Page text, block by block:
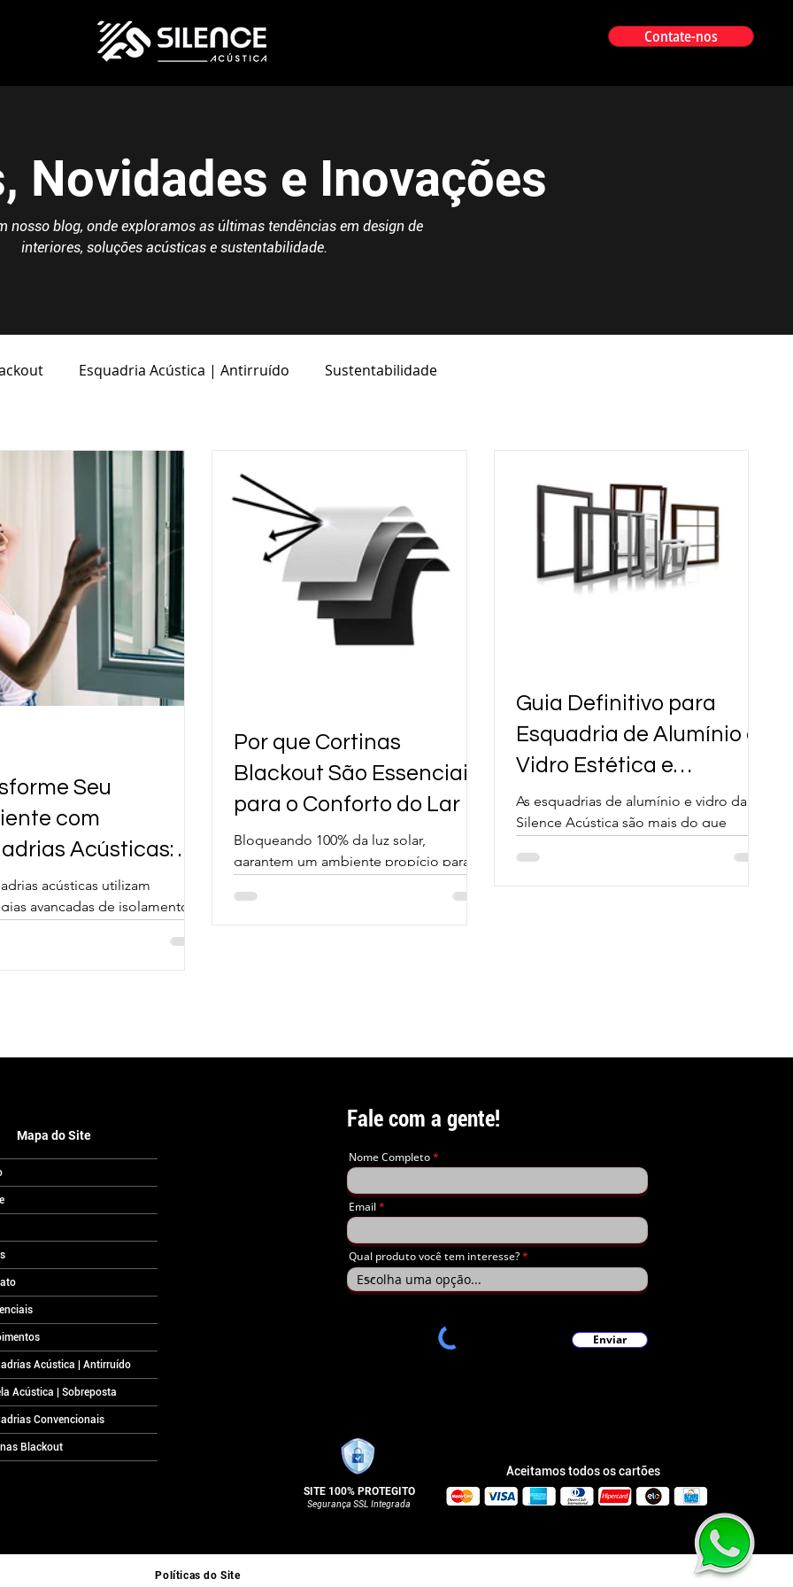
Contate-nos
Novidades e Inovações
nosso blog, onde exploramos as últimas tendências em design de
interiores, soluções acústicas e sustentabilidade.
Esquadria Acústica | Antirruído Sustentabilidade
Seu
com
Acústicas: O
para um Espaço
acústicas utilizam
avançadas de isolamento
Por que Cortinas
Blackout São Essenciais
para o Conforto do Lar
Bloqueando 100% da luz solar,
garantem um ambiente propício para
Guia Definitivo para
Esquadria de Alumínio e
Vidro Estética e
Funcionalidade no
Design Moderno
As esquadrias de alumínio e vidro da
Silence Acústica são mais do que
são elementos de design que eleva
Mapa do Site
Acústica | Antirruído
Acústica | Sobreposta
Convencionais
Blackout
Fale com a gente!
Nome Completo
Email
Qual produto você tem interesse?
Enviar
SITE 100% PROTEGITO
Segurança SSL Integrada
Aceitamos todos os cartões
Políticas do Site